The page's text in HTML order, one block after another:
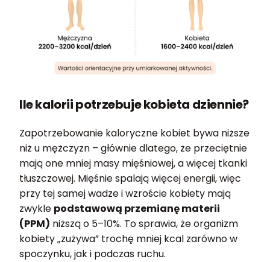
Ile kalorii potrzebuje kobieta dziennie?
Zapotrzebowanie kaloryczne kobiet bywa niższe
niż u mężczyzn – głównie dlatego, że przeciętnie
mają one mniej masy mięśniowej, a więcej tkanki
tłuszczowej. Mięśnie spalają więcej energii, więc
przy tej samej wadze i wzroście kobiety mają
zwykle podstawową przemianę materii
(PPM) niższą o 5–10%. To sprawia, że organizm
kobiety „zużywa” trochę mniej kcal zarówno w
spoczynku, jak i podczas ruchu.